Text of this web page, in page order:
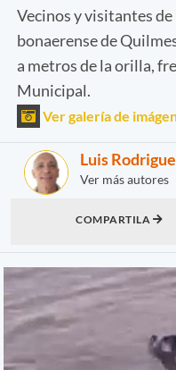
Vecinos y visitantes
bonaerense de
a metros de la orilla,
Municipal.
Ver galería de
Luis
Ver más autores
COMPARTILA